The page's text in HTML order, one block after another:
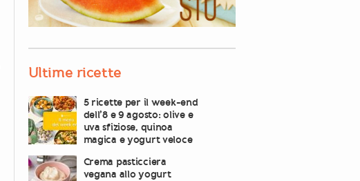
Ultime ricette
5 ricette per il week-end
dell’8 e 9 agosto: olive e
uva sfiziose, quinoa
magica e yogurt veloce
Crema pasticciera
vegana allo yogurt